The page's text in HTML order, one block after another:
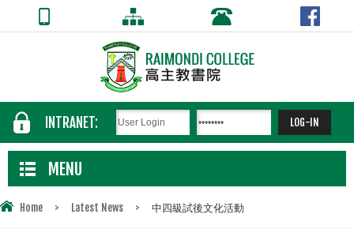
INTRANET:
MENU
Home > Latest News > 中四級試後文化活動